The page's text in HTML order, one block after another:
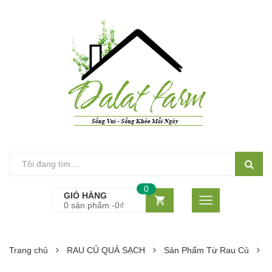
GIỎ HÀNG
0 sản phẩm -0₫
0
Trang chủ RAU CỦ QUẢ SẠCH Sản Phẩm Từ Rau Củ